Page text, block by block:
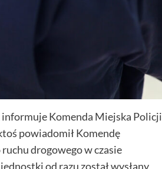
Komenda Miejska Policji
powiadomił Komendę
drogowego w czasie
od razu został wysłany